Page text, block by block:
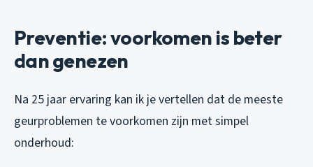
Preventie: voorkomen is beter
dan genezen
Na 25 jaar ervaring kan ik je vertellen dat de meeste
geurproblemen te voorkomen zijn met simpel
onderhoud: